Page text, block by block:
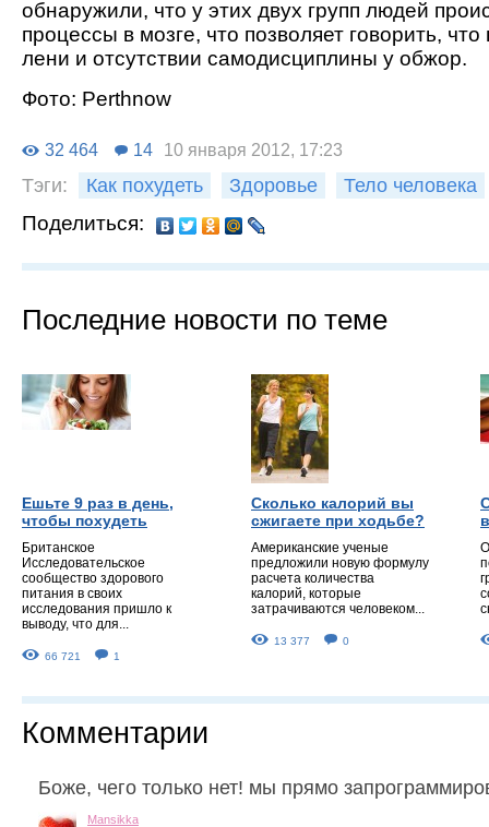
обнаружили, что у этих двух групп людей
процессы в мозге, что позволяет говорить,
лени и отсутствии самодисциплины у обжор.
Фото: Рerthnow
32 464 14 10 января 2012, 17:23
Тэги: Как похудеть Здоровье Тело человека
Поделиться:
Последние новости по теме
Ешьте 9 раз в день,
чтобы похудеть
Британское
Исследовательское
сообщество здорового
питания в своих
исследования пришло к
выводу, что для...
66 721 1
Сколько калорий вы
сжигаете при ходьбе?
Американские ученые
предложили новую формулу
расчета количества
калорий, которые
затрачиваются человеком...
13 377 0
Комментарии
Боже, чего только нет! мы прямо
Mansikka